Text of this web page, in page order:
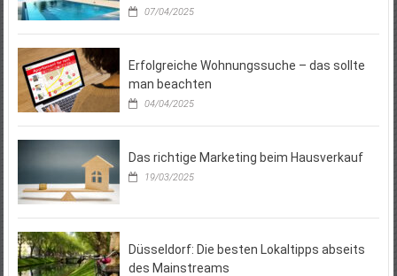
07/04/2025
Erfolgreiche Wohnungssuche – das sollte
man beachten
04/04/2025
Das richtige Marketing beim Hausverkauf
19/03/2025
Düsseldorf: Die besten Lokaltipps abseits
des Mainstreams